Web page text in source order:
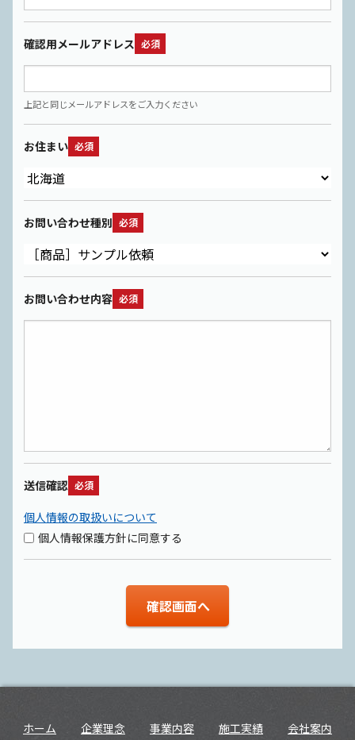
確認用メールアドレス 必須
上記と同じメールアドレスをご入力ください
お住まい 必須
お問い合わせ種別 必須
お問い合わせ内容 必須
送信確認 必須
個人情報の取扱いについて
個人情報保護方針に同意する
ホーム 企業理念 事業内容 施工実績 会社案内